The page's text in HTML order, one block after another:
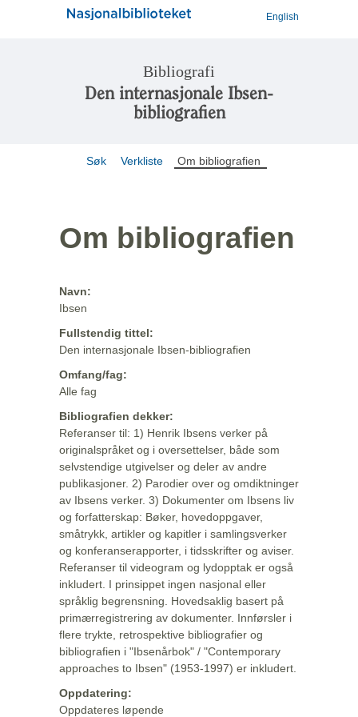
English
Bibliografi
Den internasjonale Ibsen-
bibliografien
Søk Verkliste Om bibliografien
Om bibliografien
Navn:
Ibsen
Fullstendig tittel:
Den internasjonale Ibsen-bibliografien
Omfang/fag:
Alle fag
Bibliografien dekker:
Referanser til: 1) Henrik Ibsens verker på
originalspråket og i oversettelser, både som
selvstendige utgivelser og deler av andre
publikasjoner. 2) Parodier over og omdiktninger
av Ibsens verker. 3) Dokumenter om Ibsens liv
og forfatterskap: Bøker, hovedoppgaver,
småtrykk, artikler og kapitler i samlingsverker
og konferanserapporter, i tidsskrifter og aviser.
Referanser til videogram og lydopptak er også
inkludert. I prinsippet ingen nasjonal eller
språklig begrensning. Hovedsaklig basert på
primærregistrering av dokumenter. Innførsler i
flere trykte, retrospektive bibliografier og
bibliografien i "Ibsenårbok" / "Contemporary
approaches to Ibsen" (1953-1997) er inkludert.
Oppdatering:
Oppdateres løpende